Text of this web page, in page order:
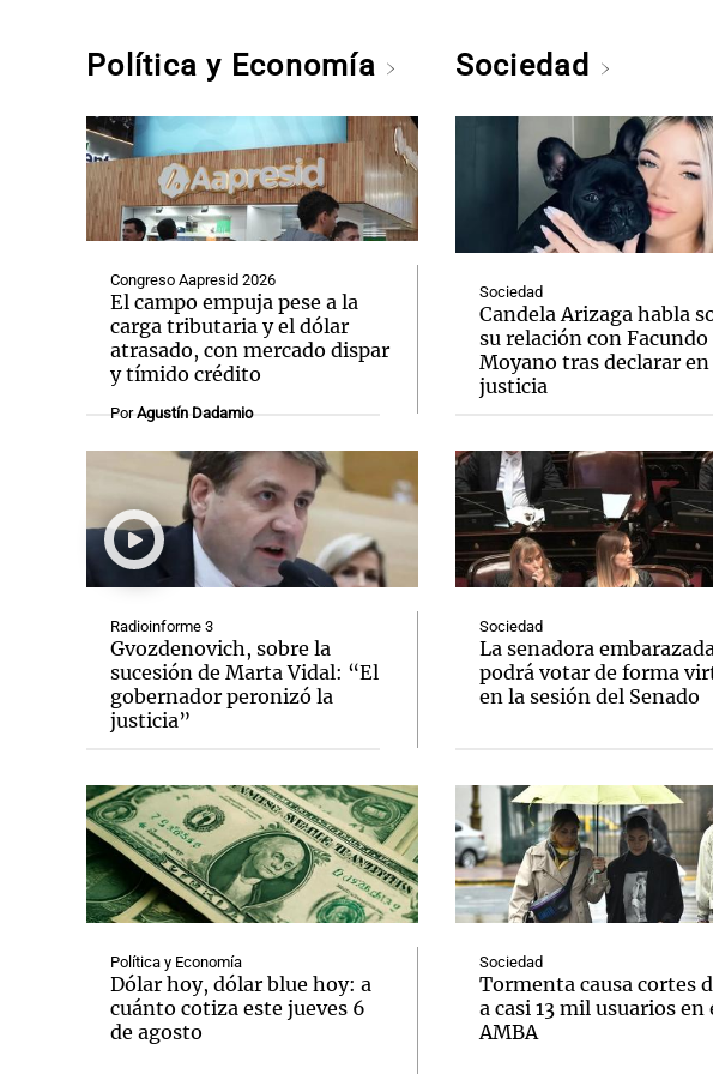
Política y Economía
Congreso Aapresid 2026
El campo empuja pese a la
carga tributaria y el dólar
atrasado, con mercado dispar
y tímido crédito
PorAgustín Dadamio
Radioinforme 3
Gvozdenovich, sobre la
sucesión de Marta Vidal: “El
gobernador peronizó la
justicia”
Política y Economía
Dólar hoy, dólar blue hoy: a
cuánto cotiza este jueves 6
de agosto
Sociedad
Sociedad
Candela Arizaga habla
su relación con Facundo
Moyano tras declarar en
justicia
Sociedad
La senadora
podrá votar de forma
en la sesión del Senado
Sociedad
Tormenta causa cortes
a casi 13 mil usuarios en
AMBA
Notas Notas